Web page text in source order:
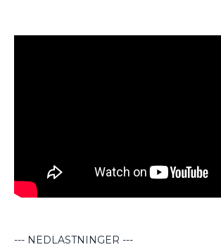
--- NEDLASTNINGER ---